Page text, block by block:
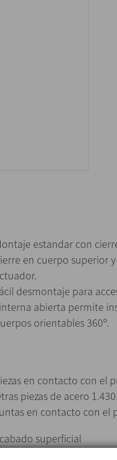
estandar con
en cuerpo superior
desmontaje para
abierta permite
orientables 360º.
en contacto con el
piezas de acero
en contacto con el
superficial